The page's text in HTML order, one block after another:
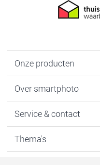
Onze producten
Fotoboeken
Fotocadeaus
Kaarten
Over smartphoto
Vacatures
Bestelproces
Service & contact
Tevredenheidsgarantie
Thema's